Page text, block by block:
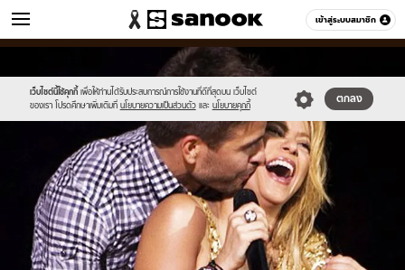
เข้าสู่ระบบสมาชิก
ข่าว หมวดอื่นๆ
เว็บไซต์นี้ใช้คุกกี้ เพื่อให้ท่านได้รับประสบการณ์การใช้งานที่ดีที่สุดบน เว็บไซต์
ของเรา โปรดศึกษาเพิ่มเติมที่ นโยบายความเป็นส่วนตัว และ นโยบายคุกกี้
ตกลง
//s.isanook.com/sr/0/images/logo-
new-
sanook.png
//s.isanook.com/ns/0/ud/218/1093817/pique.jpg